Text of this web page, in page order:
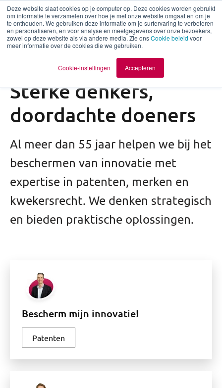
Deze website slaat cookies op je computer op. Deze cookies worden gebruikt
om informatie te verzamelen over hoe je met onze website omgaat en om je
te onthouden. We gebruiken deze informatie om je surfervaring te verbeteren
en personaliseren, en voor analyse en meetgegevens over onze bezoekers,
zowel op deze website als via andere media. Zie onsCookie beleid voor
meer informatie over de cookies die we gebruiken.
Cookie-instellingen Accepteren
nl
Sterke denkers,
doordachte doeners
Al meer dan 55 jaar helpen we bij het
beschermen van innovatie met
expertise in patenten, merken en
kwekersrecht. We denken strategisch
en bieden praktische oplossingen.
Bescherm mijn innovatie!
Patenten